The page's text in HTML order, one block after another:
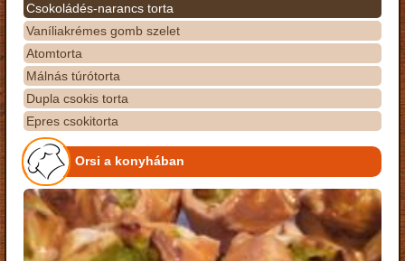
Csokoládés-narancs torta
Vaníliakrémes gomb szelet
Atomtorta
Málnás túrótorta
Dupla csokis torta
Epres csokitorta
Orsi a konyhában